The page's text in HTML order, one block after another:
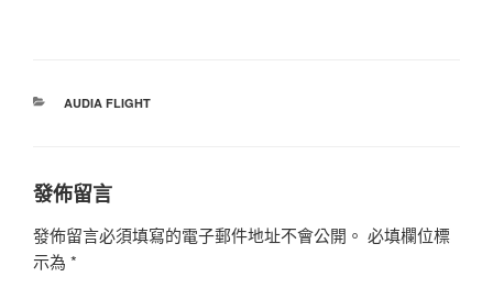
分
AUDIA FLIGHT
發佈留言
發佈留言必須填寫的電子郵件地址不會公開。 必填欄位標
示為 *